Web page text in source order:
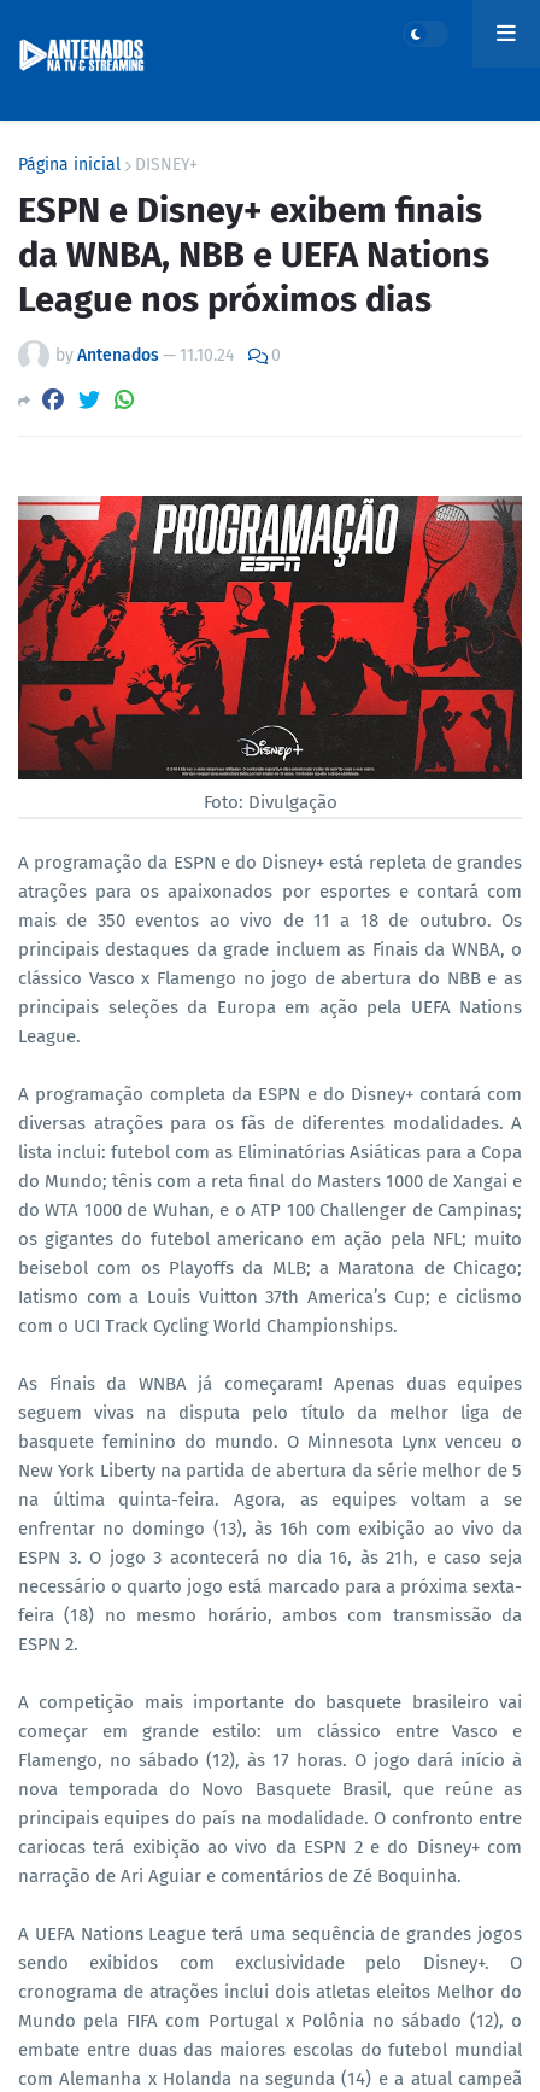
Página inicial DISNEY+
ESPN e Disney+ exibem finais
da WNBA, NBB e UEFA Nations
League nos próximos dias
byAntenados— 11.10.24 0
Foto: Divulgação
A programação da ESPN e do Disney+ está repleta de grandes
atrações para os apaixonados por esportes e contará com
mais de 350 eventos ao vivo de 11 a 18 de outubro. Os
principais destaques da grade incluem as Finais da WNBA, o
clássico Vasco x Flamengo no jogo de abertura do NBB e as
principais seleções da Europa em ação pela UEFA Nations
League.
A programação completa da ESPN e do Disney+ contará com
diversas atrações para os fãs de diferentes modalidades. A
lista inclui: futebol com as Eliminatórias Asiáticas para a Copa
do Mundo; tênis com a reta final do Masters 1000 de Xangai e
do WTA 1000 de Wuhan, e o ATP 100 Challenger de Campinas;
os gigantes do futebol americano em ação pela NFL; muito
beisebol com os Playoffs da MLB; a Maratona de Chicago;
Iatismo com a Louis Vuitton 37th America’s Cup; e ciclismo
com o UCI Track Cycling World Championships.
As Finais da WNBA já começaram! Apenas duas equipes
seguem vivas na disputa pelo título da melhor liga de
basquete feminino do mundo. O Minnesota Lynx venceu o
New York Liberty na partida de abertura da série melhor de 5
na última quinta-feira. Agora, as equipes voltam a se
enfrentar no domingo (13), às 16h com exibição ao vivo da
ESPN 3. O jogo 3 acontecerá no dia 16, às 21h, e caso seja
necessário o quarto jogo está marcado para a próxima sexta-
feira (18) no mesmo horário, ambos com transmissão da
ESPN 2.
A competição mais importante do basquete brasileiro vai
começar em grande estilo: um clássico entre Vasco e
Flamengo, no sábado (12), às 17 horas. O jogo dará início à
nova temporada do Novo Basquete Brasil, que reúne as
principais equipes do país na modalidade. O confronto entre
cariocas terá exibição ao vivo da ESPN 2 e do Disney+ com
narração de Ari Aguiar e comentários de Zé Boquinha.
A UEFA Nations League terá uma sequência de grandes jogos
sendo exibidos com exclusividade pelo Disney+. O
cronograma de atrações inclui dois atletas eleitos Melhor do
Mundo pela FIFA com Portugal x Polônia no sábado (12), o
embate entre duas das maiores escolas do futebol mundial
com Alemanha x Holanda na segunda (14) e a atual campeã